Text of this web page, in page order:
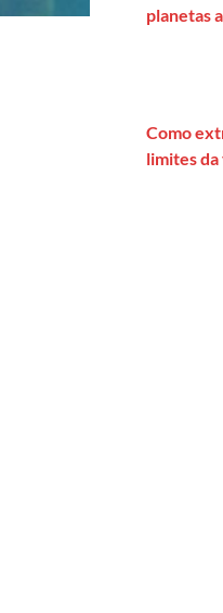
planetas
Como
limites